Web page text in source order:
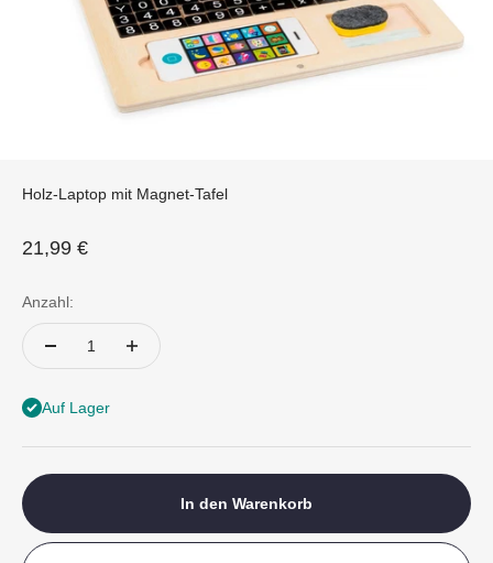
Holz-Laptop mit Magnet-Tafel
Angebot
21,99 €
Anzahl:
Auf Lager
In den Warenkorb